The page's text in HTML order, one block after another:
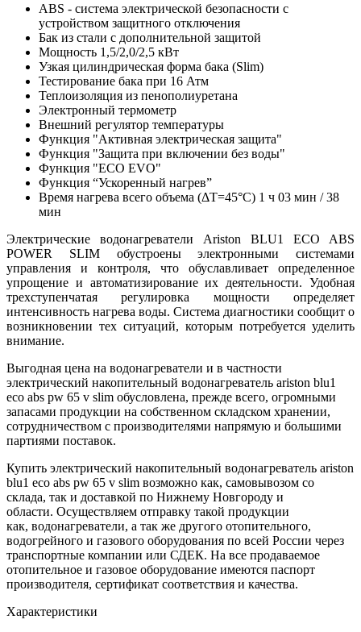
ABS - система электрической безопасности с
устройством защитного отключения
Бак из стали с дополнительной защитой
Мощность 1,5/2,0/2,5 кВт
Узкая цилиндрическая форма бака (Slim)
Тестирование бака при 16 Атм
Теплоизоляция из пенополиуретана
Электронный термометр
Внешний регулятор температуры
Функция "Активная электрическая защита"
Функция "Защита при включении без воды"
Функция "ECO EVO"
Функция “Ускоренный нагрев”
Время нагрева всего объема (ΔT=45°С) 1 ч 03 мин / 38
мин
Электрические водонагреватели Ariston BLU1 ECO ABS
POWER SLIM обустроены электронными системами
управления и контроля, что обуславливает определенное
упрощение и автоматизирование их деятельности. Удобная
трехступенчатая регулировка мощности определяет
интенсивность нагрева воды. Система диагностики сообщит о
возникновении тех ситуаций, которым потребуется уделить
внимание.
Выгодная цена на водонагреватели и в частности
электрический накопительный водонагреватель ariston blu1
eco abs pw 65 v slim обусловлена, прежде всего, огромными
запасами продукции на собственном складском хранении,
сотрудничеством с производителями напрямую и большими
партиями поставок.
Купить электрический накопительный водонагреватель ariston
blu1 eco abs pw 65 v slim возможно как, самовывозом со
склада, так и доставкой по Нижнему Новгороду и
области. Осуществляем отправку такой продукции
как, водонагреватели, а так же другого отопительного,
водогрейного и газового оборудования по всей России через
транспортные компании или СДЕК. На все продаваемое
отопительное и газовое оборудование имеются паспорт
производителя, сертификат соответствия и качества.
Характеристики